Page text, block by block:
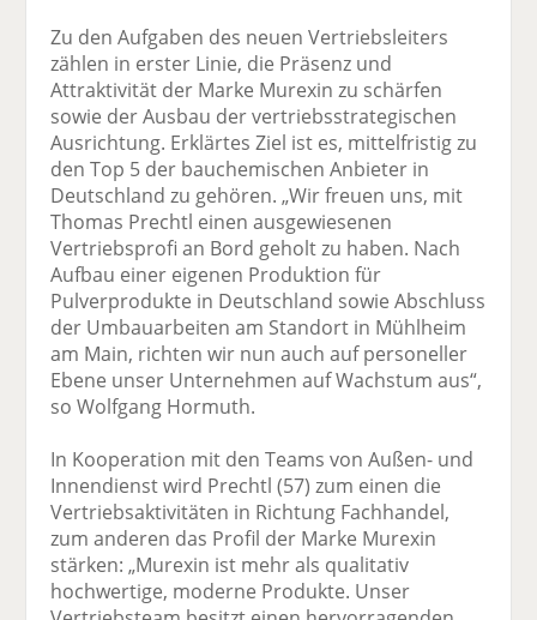
Zu den Aufgaben des neuen Vertriebsleiters
zählen in erster Linie, die Präsenz und
Attraktivität der Marke Murexin zu schärfen
sowie der Ausbau der vertriebsstrategischen
Ausrichtung. Erklärtes Ziel ist es, mittelfristig zu
den Top 5 der bauchemischen Anbieter in
Deutschland zu gehören. „Wir freuen uns, mit
Thomas Prechtl einen ausgewiesenen
Vertriebsprofi an Bord geholt zu haben. Nach
Aufbau einer eigenen Produktion für
Pulverprodukte in Deutschland sowie Abschluss
der Umbauarbeiten am Standort in Mühlheim
am Main, richten wir nun auch auf personeller
Ebene unser Unternehmen auf Wachstum aus“,
so Wolfgang Hormuth.
In Kooperation mit den Teams von Außen- und
Innendienst wird Prechtl (57) zum einen die
Vertriebsaktivitäten in Richtung Fachhandel,
zum anderen das Profil der Marke Murexin
stärken: „Murexin ist mehr als qualitativ
hochwertige, moderne Produkte. Unser